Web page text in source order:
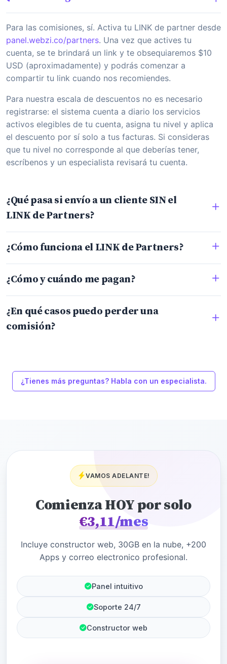
Para las comisiones, sí. Activa tu LINK de partner desde
panel.webzi.co/partners. Una vez que actives tu
cuenta, se te brindará un link y te obsequiaremos $10
USD (aproximadamente) y podrás comenzar a
compartir tu link cuando nos recomiendes.
Para nuestra escala de descuentos no es necesario
registrarse: el sistema cuenta a diario los servicios
activos elegibles de tu cuenta, asigna tu nivel y aplica
el descuento por sí solo a tus facturas. Si consideras
que tu nivel no corresponde al que deberías tener,
escríbenos y un especialista revisará tu cuenta.
¿Qué pasa si envío a un cliente SIN el
LINK de Partners?
¿Cómo funciona el LINK de Partners?
¿Cómo y cuándo me pagan?
¿En qué casos puedo perder una
comisión?
¿Tienes más preguntas? Habla con un especialista.
VAMOS ADELANTE!
Comienza HOY por solo
€3,11/mes
Incluye constructor web, 30GB en la nube, +200
Apps y correo electronico profesional.
Panel intuitivo
Soporte 24/7
Constructor web